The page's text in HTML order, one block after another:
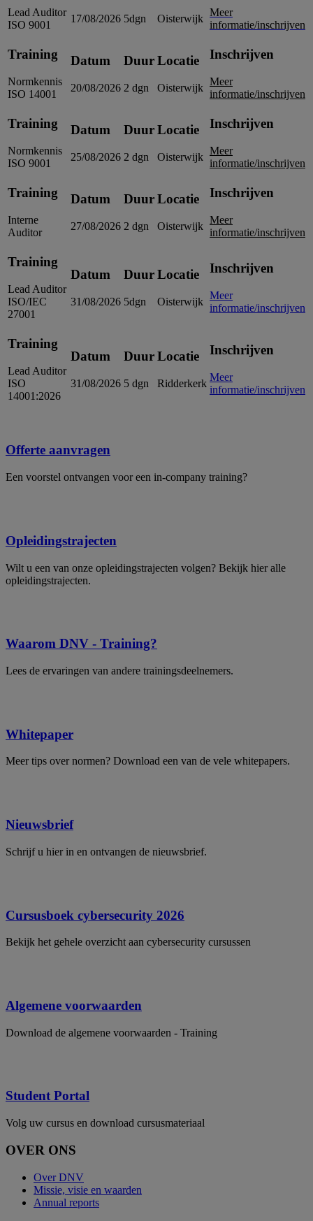
Lead Auditor
ISO 9001
17/08/2026 5dgn Oisterwijk
Meer
informatie/inschrijven
Training
Normkennis
ISO 14001
Datum
20/08/2026
Duur
2 dgn
Locatie
Oisterwijk
Inschrijven
Meer
informatie/inschrijven
Training
Normkennis
ISO 9001
Datum
25/08/2026
Duur
2 dgn
Locatie
Oisterwijk
Inschrijven
Meer
informatie/inschrijven
Training
Interne
Auditor
Datum
27/08/2026
Duur
2 dgn
Locatie
Oisterwijk
Inschrijven
Meer
informatie/inschrijven
Training
Lead Auditor
ISO/IEC
27001
Datum
31/08/2026
Duur
5dgn
Locatie
Oisterwijk
Inschrijven
Meer
informatie/inschrijven
Training
Lead Auditor
ISO
14001:2026
Datum
31/08/2026
Duur
5 dgn
Locatie
Ridderkerk
Inschrijven
Meer
informatie/inschrijven
Offerte aanvragen
Een voorstel ontvangen voor een in-company training?
Opleidingstrajecten
Wilt u een van onze opleidingstrajecten volgen? Bekijk hier alle
opleidingstrajecten.
Waarom DNV - Training?
Lees de ervaringen van andere trainingsdeelnemers.
Whitepaper
Meer tips over normen? Download een van de vele whitepapers.
Nieuwsbrief
Schrijf u hier in en ontvangen de nieuwsbrief.
Cursusboek cybersecurity 2026
Bekijk het gehele overzicht aan cybersecurity cursussen
Algemene voorwaarden
Download de algemene voorwaarden - Training
Student Portal
Volg uw cursus en download cursusmateriaal
OVER ONS
Over DNV
Missie, visie en waarden
Annual reports